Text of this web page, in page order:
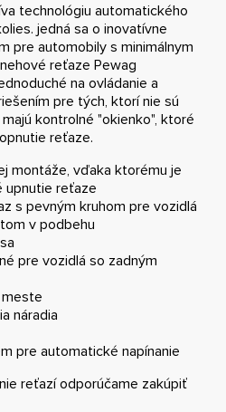
technológiu automatického
jedná sa o inovatívne
pre automobily s minimálnym
reťaze Pewag
na ovládanie a
pre tých, ktorí nie sú
kontrolné "okienko", ktoré
reťaze.
montáže, vďaka ktorému je
upnutie reťaze
s pevným kruhom pre vozidlá
v podbehu
pre vozidlá so zadným
náradia
pre automatické napínanie
reťazí odporúčame zakúpiť